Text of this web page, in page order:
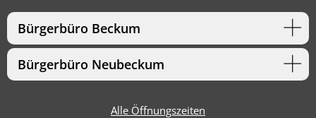
Bürgerbüro Beckum
Bürgerbüro Neubeckum
Alle Öffnungszeiten